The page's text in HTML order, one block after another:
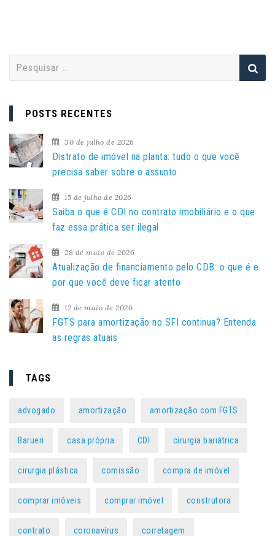
q
u
i
s
a
p
o
:
POSTS RECENTES
30 de julho de 2026
Distrato de imóvel na planta: tudo o que você
precisa saber sobre o assunto
15 de julho de 2026
Saiba o que é CDI no contrato imobiliário e o que
faz essa prática ser ilegal
28 de maio de 2026
Atualização de financiamento pelo CDB: o que é e
por que você deve ficar atento
12 de maio de 2026
FGTS para amortização no SFI continua? Entenda
as regras atuais
TAGS
advogado amortização amortização com FGTS
Barueri casa própria CDI cirurgia bariátrica
cirurgia plástica comissão compra de imóvel
comprar imóveis comprar imóvel construtora
contrato coronavírus corretagem